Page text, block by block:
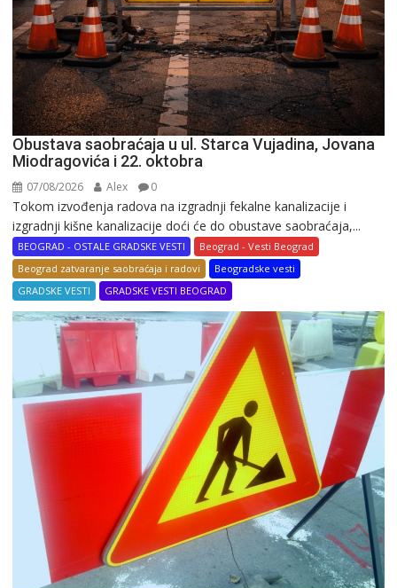
Obustava saobraćaja u ul. Starca Vujadina, Jovana
Miodragovića i 22. oktobra
07/08/2026 Alex 0
Tokom izvođenja radova na izgradnji fekalne kanalizacije i
izgradnji kišne kanalizacije doći će do obustave saobraćaja,...
BEOGRAD - OSTALE GRADSKE VESTI
Beograd - Vesti Beograd
Beograd zatvaranje saobraćaja i radovi
Beogradske vesti
GRADSKE VESTI
GRADSKE VESTI BEOGRAD